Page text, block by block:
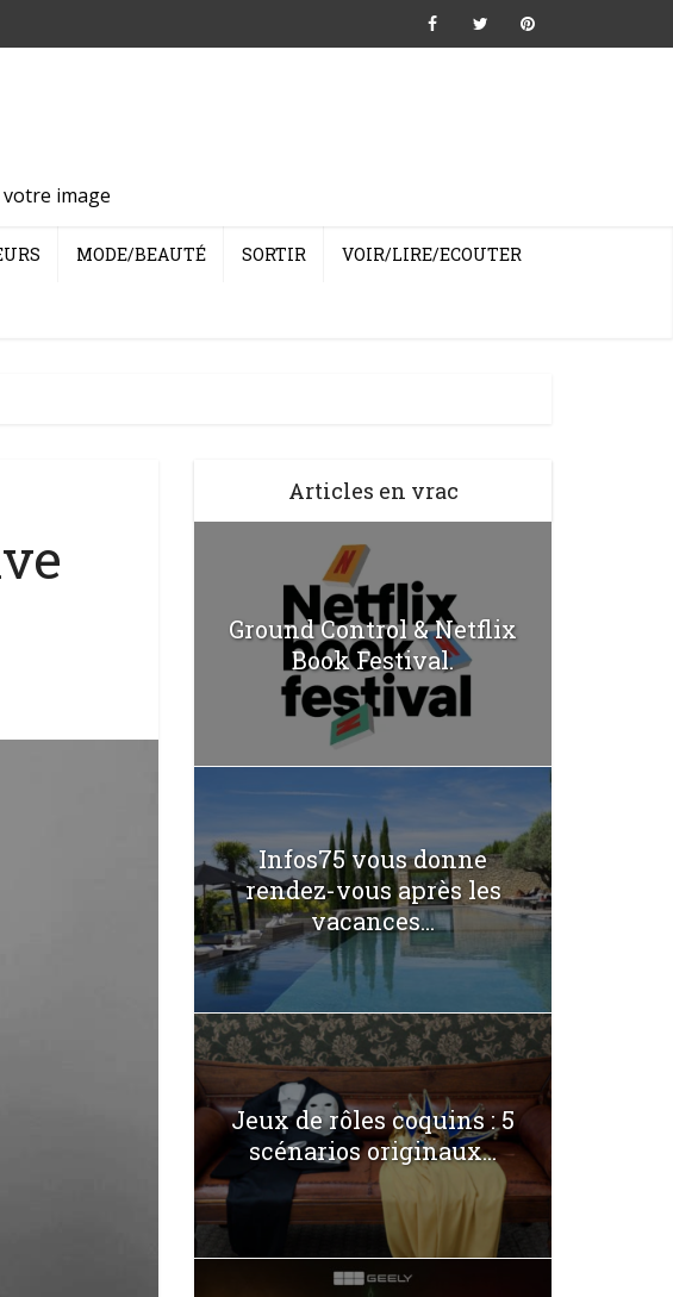
image
MODE/BEAUTÉ SORTIR VOIR/LIRE/ECOUTER
Articles en vrac
Ground Control & Netflix
Book Festival.
Infos75 vous donne
rendez-vous après les
vacances...
Jeux de rôles coquins : 5
scénarios originaux...